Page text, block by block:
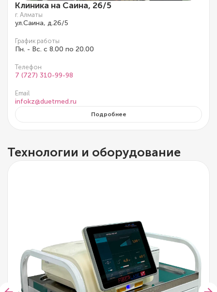
Клиника на Саина, 26/5
г. Алматы
ул.Саина, д.26/5
График работы
Пн. - Вс. с 8.00 по 20.00
Телефон
7 (727) 310-99-98
Email
infokz@duetmed.ru
Подробнее
Технологии и оборудование